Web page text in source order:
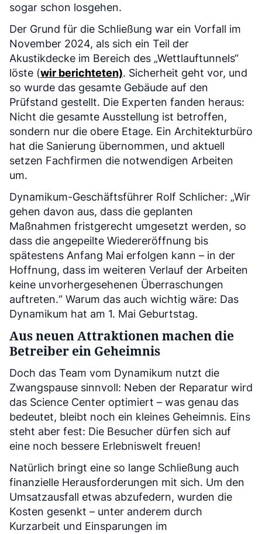
sogar schon losgehen.
Der Grund für die Schließung war ein Vorfall im
November 2024, als sich ein Teil der
Akustikdecke im Bereich des „Wettlauftunnels“
löste (wir berichteten). Sicherheit geht vor, und
so wurde das gesamte Gebäude auf den
Prüfstand gestellt. Die Experten fanden heraus:
Nicht die gesamte Ausstellung ist betroffen,
sondern nur die obere Etage. Ein Architekturbüro
hat die Sanierung übernommen, und aktuell
setzen Fachfirmen die notwendigen Arbeiten
um.
Dynamikum-Geschäftsführer Rolf Schlicher: „Wir
gehen davon aus, dass die geplanten
Maßnahmen fristgerecht umgesetzt werden, so
dass die angepeilte Wiedereröffnung bis
spätestens Anfang Mai erfolgen kann – in der
Hoffnung, dass im weiteren Verlauf der Arbeiten
keine unvorhergesehenen Überraschungen
auftreten.“ Warum das auch wichtig wäre: Das
Dynamikum hat am 1. Mai Geburtstag.
Aus neuen Attraktionen machen die
Betreiber ein Geheimnis
Doch das Team vom Dynamikum nutzt die
Zwangspause sinnvoll: Neben der Reparatur wird
das Science Center optimiert – was genau das
bedeutet, bleibt noch ein kleines Geheimnis. Eins
steht aber fest: Die Besucher dürfen sich auf
eine noch bessere Erlebniswelt freuen!
Natürlich bringt eine so lange Schließung auch
finanzielle Herausforderungen mit sich. Um den
Umsatzausfall etwas abzufedern, wurden die
Kosten gesenkt – unter anderem durch
Kurzarbeit und Einsparungen im